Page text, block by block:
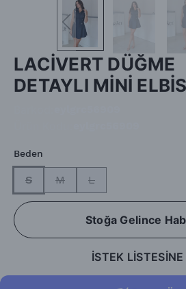
LACİVERT DÜĞME
DETAYLI MİNİ
Beden
S M L
Stoğa Gelince
İSTEK LİSTESİNE